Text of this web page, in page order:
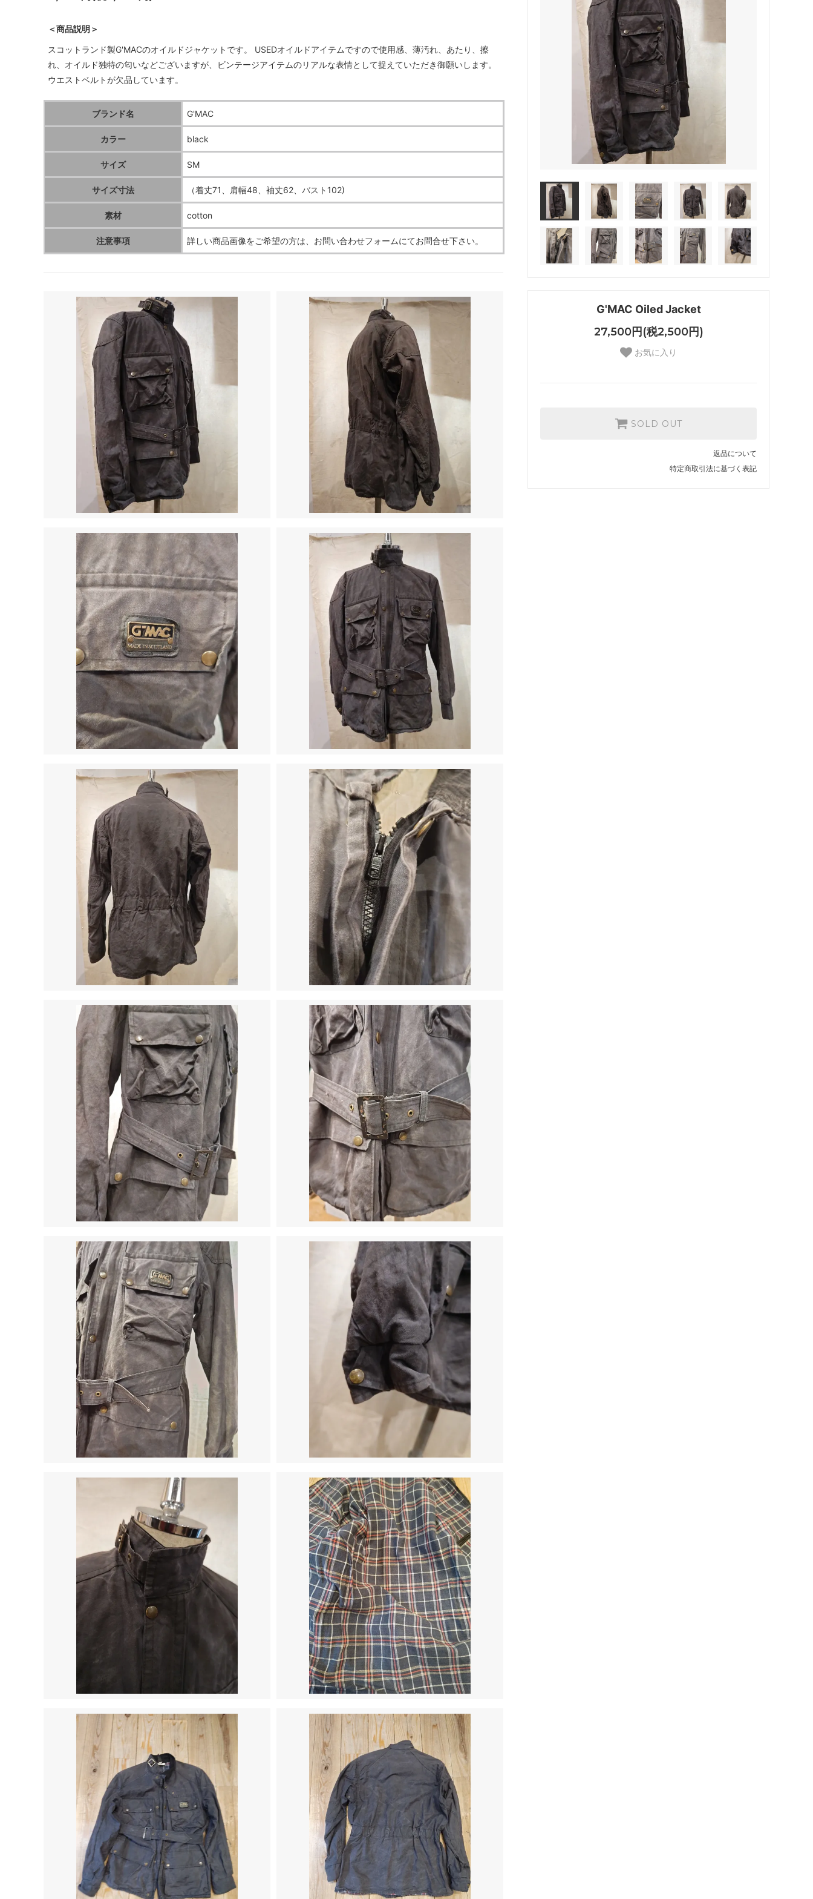
G'MAC Oiled Jacket
27,500円(税2,500円)
お気に入り
SOLD OUT
返品について
特定商取引法に基づく表記
＜商品説明＞
スコットランド製G'MACのオイルドジャケットです。 USEDオイルドアイテムですので使用感、薄汚れ、あたり、擦
れ、オイルド独特の匂いなどございますが、ビンテージアイテムのリアルな表情として捉えていただき御願いします。
ウエストベルトが欠品しています。
ブランド名 G'MAC
カラー black
サイズ SM
サイズ寸法 （着丈71、肩幅48、袖丈62、バスト102)
素材 cotton
注意事項 詳しい商品画像をご希望の方は、お問い合わせフォームにてお問合せ下さい。